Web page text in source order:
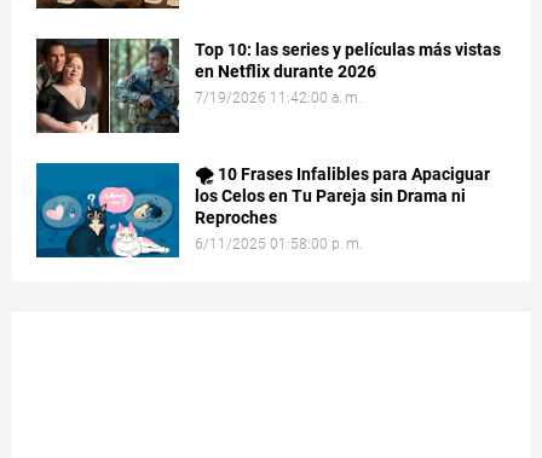
Top 10: las series y películas más vistas
en Netflix durante 2026
7/19/2026 11:42:00 a. m.
🌪️ 10 Frases Infalibles para Apaciguar
los Celos en Tu Pareja sin Drama ni
Reproches
6/11/2025 01:58:00 p. m.